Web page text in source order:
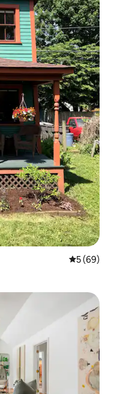
5 av 5 i
5 (69)